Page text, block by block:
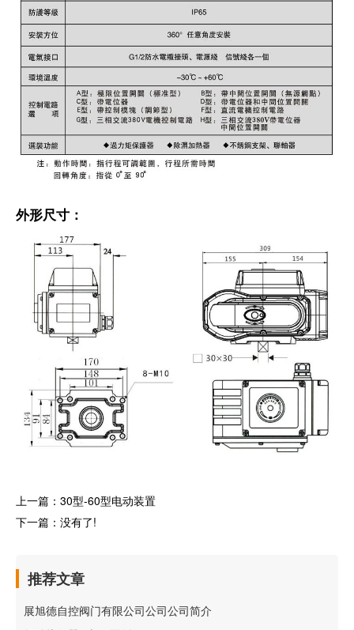
外形尺寸：
上一篇： 30型-60型电动装置
下一篇：没有了!
推荐文章
展旭德自控阀门有限公司公司公司简介